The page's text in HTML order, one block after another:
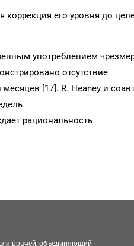
коррекция его уровня до
употреблением
отсутствие
[17]. R. Heaney и
рациональность
врачей, объединяющий